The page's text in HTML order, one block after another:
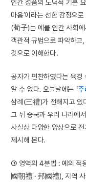
인간 성품의 도덕적 기본
마음’이라는 선한 감정으
(荀子)는 예를 인간 사회
객관적 규범으로 파악하고
것으로 이해한다.
공자가 편찬하였다는 육경
알 수 없다. 오늘날에는 『
삼례(三禮)가 전해지고 있
그 뒤 중국과 우리 나라에
사실상 다양한 양상으로
제시해 본다.
① 영역의 4분법 : 예의 적
國朝禮 · 邦國禮), 지역